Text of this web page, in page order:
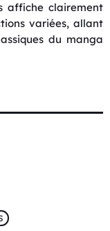
affiche clairement
variées, allant
du manga